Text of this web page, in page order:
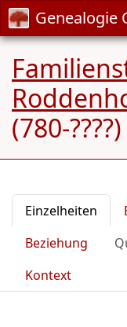
Genealogie
(780-????)
Einzelheiten
Beziehung
Kontext